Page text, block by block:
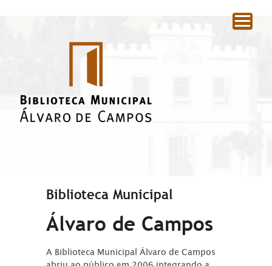
Biblioteca Municipal
Álvaro de Campos
A Biblioteca Municipal Álvaro de Campos